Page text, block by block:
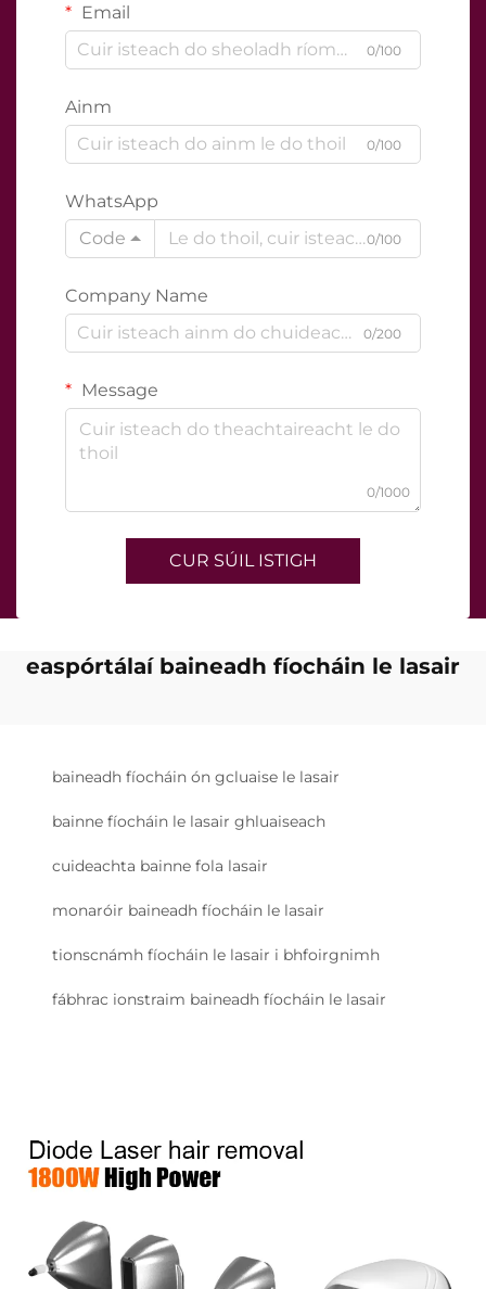
Email
0/100
Ainm
0/100
WhatsApp
Code
0/100
Company Name
0/200
Message
0/1000
CUR SÚIL ISTIGH
easpórtálaí baineadh fíocháin le lasair
baineadh fíocháin ón gcluaise le lasair
bainne fíocháin le lasair ghluaiseach
cuideachta bainne fola lasair
monaróir baineadh fíocháin le lasair
tionscnámh fíocháin le lasair i bhfoirgnimh
fábhrac ionstraim baineadh fíocháin le lasair